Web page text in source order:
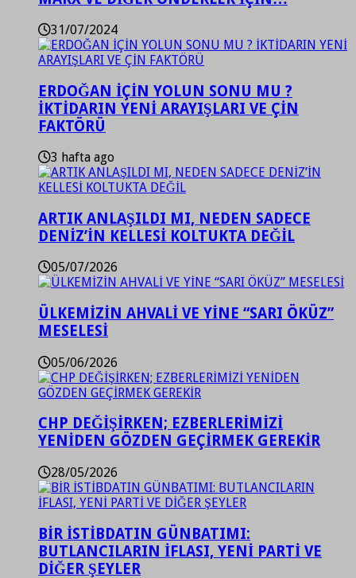
31/07/2024
ERDOĞAN İÇİN YOLUN SONU MU ?
İKTİDARIN YENİ ARAYIŞLARI VE ÇİN
FAKTÖRÜ
3 hafta ago
ARTIK ANLAŞILDI MI, NEDEN SADECE
DENİZ’İN KELLESİ KOLTUKTA DEĞİL
05/07/2026
ÜLKEMİZİN AHVALİ VE YİNE “SARI ÖKÜZ”
MESELESİ
05/06/2026
CHP DEĞİŞİRKEN; EZBERLERİMİZİ
YENİDEN GÖZDEN GEÇİRMEK GEREKİR
28/05/2026
BİR İSTİBDATIN GÜNBATIMI:
BUTLANCILARIN İFLASI, YENİ PARTİ VE
DİĞER ŞEYLER